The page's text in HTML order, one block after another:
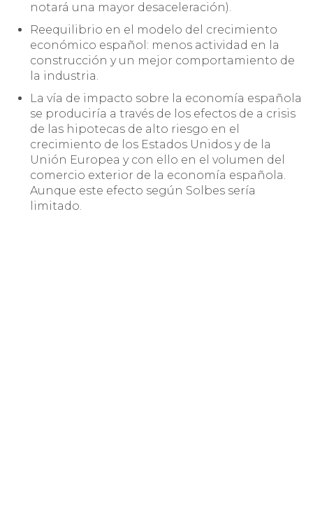
notará una mayor desaceleración).
Reequilibrio en el modelo del crecimiento
económico español: menos actividad en la
construcción y un mejor comportamiento de
la industria.
La vía de impacto sobre la economía española
se produciría a través de los efectos de a crisis
de las hipotecas de alto riesgo en el
crecimiento de los Estados Unidos y de la
Unión Europea y con ello en el volumen del
comercio exterior de la economía española.
Aunque este efecto según Solbes sería
limitado.